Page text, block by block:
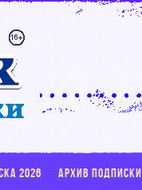
2026 АРХИВ ПОДПИСКИ